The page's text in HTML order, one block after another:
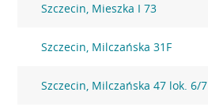
Szczecin, Mieszka I 73
Szczecin, Milczańska 31F
Szczecin, Milczańska 47 lok. 6/7